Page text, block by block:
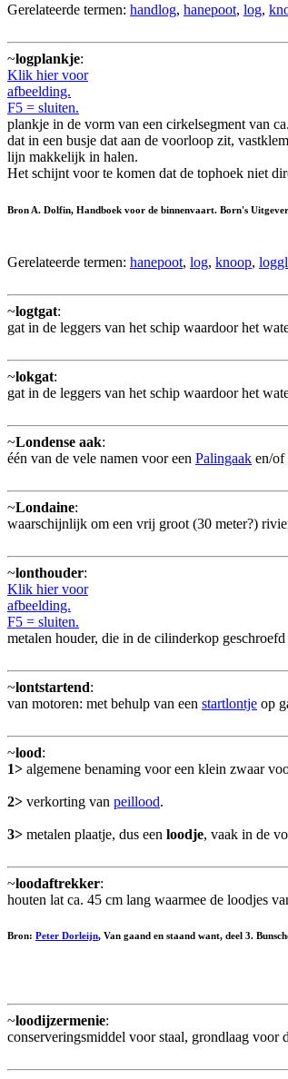
Gerelateerde termen: handlog, hanepoot, log,
~logplankje:
Klik hier voor
afbeelding.
F5 = sluiten.
plankje in de vorm van een cirkelsegment van
dat in een busje dat aan de voorloop zit,
lijn makkelijk in halen.
Het schijnt voor te komen dat de tophoek niet
Bron A. Dolfin, Handboek voor de binnenvaart. Born's
Gerelateerde termen: hanepoot, log, knoop,
~logtgat:
gat in de leggers van het schip waardoor het
~lokgat:
gat in de leggers van het schip waardoor het
~Londense aak:
één van de vele namen voor een Palingaak en/of
~Londaine:
waarschijnlijk om een vrij groot (30 meter?)
~lonthouder:
Klik hier voor
afbeelding.
F5 = sluiten.
metalen houder, die in de cilinderkop
~lontstartend:
van motoren: met behulp van een startlontje op
~lood:
1> algemene benaming voor een klein zwaar
2> verkorting van peillood.
3> metalen plaatje, dus een loodje, vaak in de
~loodaftrekker:
houten lat ca. 45 cm lang waarmee de loodjes
Bron: Peter Dorleijn, Van gaand en staand want, deel 3.
~loodijzermenie:
conserveringsmiddel voor staal, grondlaag voor